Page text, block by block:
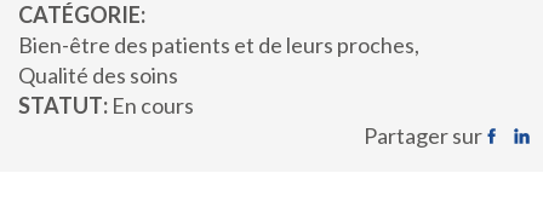
CATÉGORIE
Bien-être des patients et de leurs proches
Qualité des soins
STATUT En cours
Partager sur